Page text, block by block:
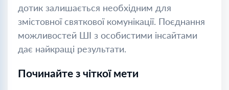
дотик залишається необхідним для
змістовної святкової комунікації. Поєднання
можливостей ШІ з особистими інсайтами
дає найкращі результати.
Починайте з чіткої мети